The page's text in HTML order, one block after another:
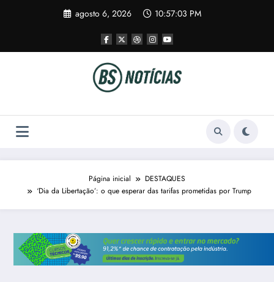
agosto 6, 2026 10:57:04 PM
Página inicial
DESTAQUES
‘Dia da Libertação’: o que esperar das tarifas prometidas por Trump